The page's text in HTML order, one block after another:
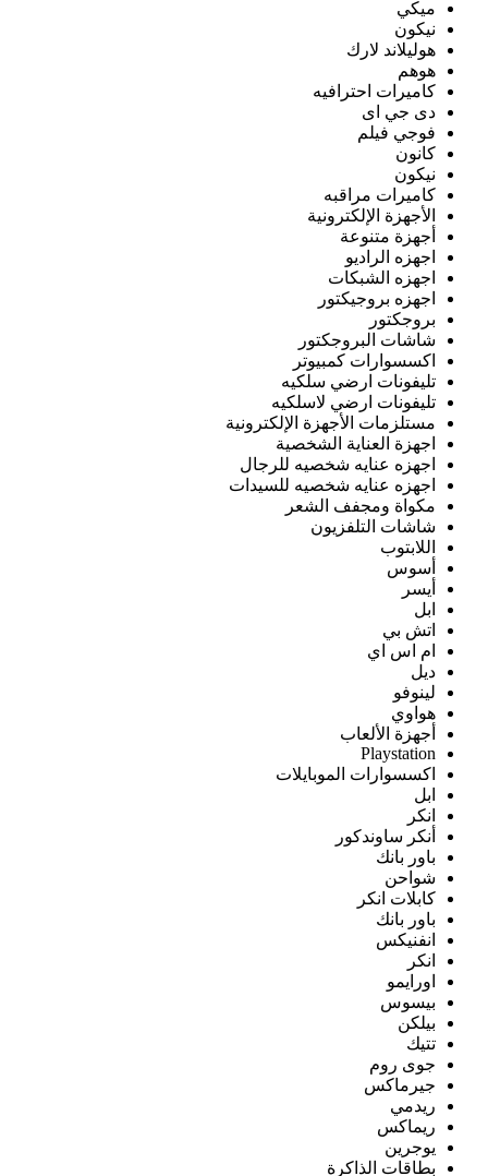
ميكي
نيكون
هوليلاند لارك
هوهم
كاميرات احترافيه
دى جي اى
فوجي فيلم
كانون
نيكون
كاميرات مراقبه
الأجهزة الإلكترونية
أجهزة متنوعة
اجهزه الراديو
اجهزه الشبكات
اجهزه بروجيكتور
بروجكتور
شاشات البروجكتور
اكسسوارات كمبيوتر
تليفونات ارضي سلكيه
تليفونات ارضي لاسلكيه
مستلزمات الأجهزة الإلكترونية
اجهزة العناية الشخصية
اجهزه عنايه شخصيه للرجال
اجهزه عنايه شخصيه للسيدات
مكواة ومجفف الشعر
شاشات التلفزيون
اللابتوب
أسوس
أيسر
ابل
اتش بي
ام اس اي
ديل
لينوفو
هواوي
أجهزة الألعاب
Playstation
اكسسوارات الموبايلات
ابل
انكر
أنكر ساوندكور
باور بانك
شواحن
كابلات انكر
باور بانك
انفنيكس
انكر
اورايمو
بيسوس
بيلكن
تتيك
جوى روم
جيرماكس
ريدمي
ريماكس
يوجرين
بطاقات الذاكرة